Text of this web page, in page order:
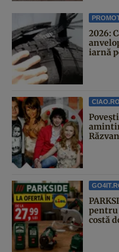
2026:
iarnă
CIAO.RO
pentru
costă